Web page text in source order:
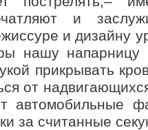
и
и дизайну
нашу напарницу
прикрывать
от
автомобильные
за считанные